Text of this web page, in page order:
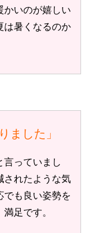
かいのが嬉しい
は暑くなるのか
ました」
言っていまし
されたような気
でも良い姿勢を
足です。